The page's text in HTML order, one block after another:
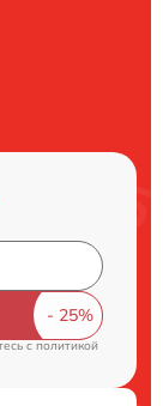
cполитикой